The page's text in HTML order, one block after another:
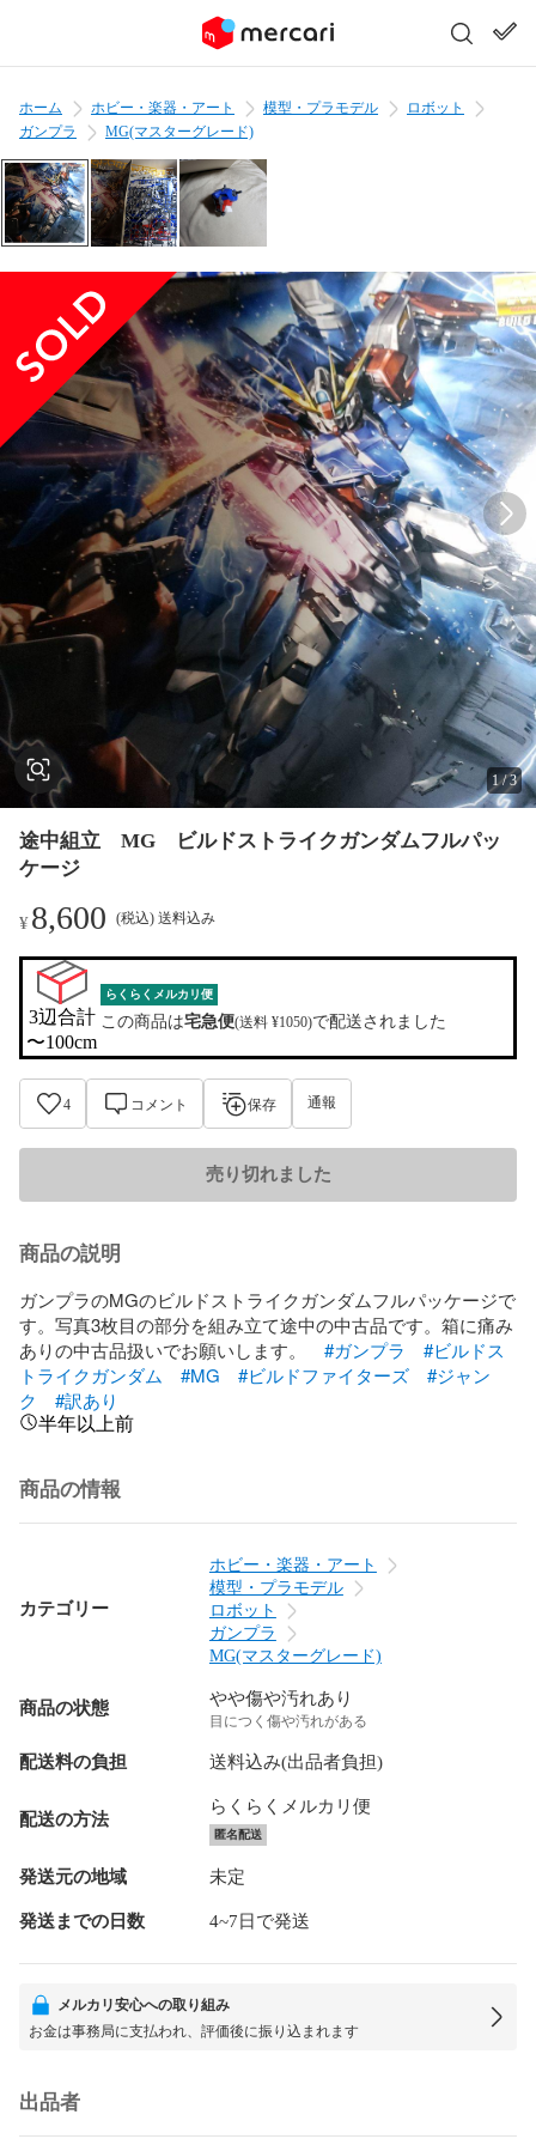
ホーム ホビー・楽器・アート 模型・プラモデル
ロボット
ガンプラ
MG(マスターグレード)
1/3
途中組立 MG ビルドストライクガンダムフルパッ
ケージ
¥8,600 (税込) 送料込み
3辺合計
〜100cm
らくらくメルカリ便
この商品は宅急便(送料 ¥1050)で配送されました
4 コメント 保存 通報
売り切れました
商品の説明
ガンプラのMGのビルドストライクガンダムフルパッケージで
す。写真3枚目の部分を組み立て途中の中古品です。箱に痛み
ありの中古品扱いでお願いします。 #ガンプラ
#ビルドス
トライクガンダム
#MG #ビルドファイターズ
#ジャン
ク
#訳あり
半年以上前
商品の情報
カテゴリー
ホビー・楽器・アート
模型・プラモデル
ロボット
ガンプラ
MG(マスターグレード)
商品の状態 やや傷や汚れあり
目につく傷や汚れがある
配送料の負担 送料込み(出品者負担)
配送の方法
らくらくメルカリ便
匿名配送
発送元の地域 未定
発送までの日数 4~7日で発送
メルカリ安心への取り組み
お金は事務局に支払われ、評価後に振り込まれます
出品者